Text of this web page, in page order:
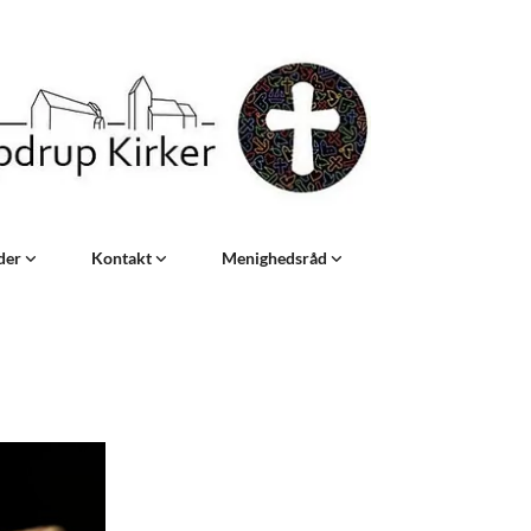
Kontakt Menighedsråd